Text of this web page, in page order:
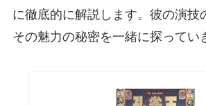
に徹底的に解説します。彼の演技
その魅力の秘密を一緒に探ってい